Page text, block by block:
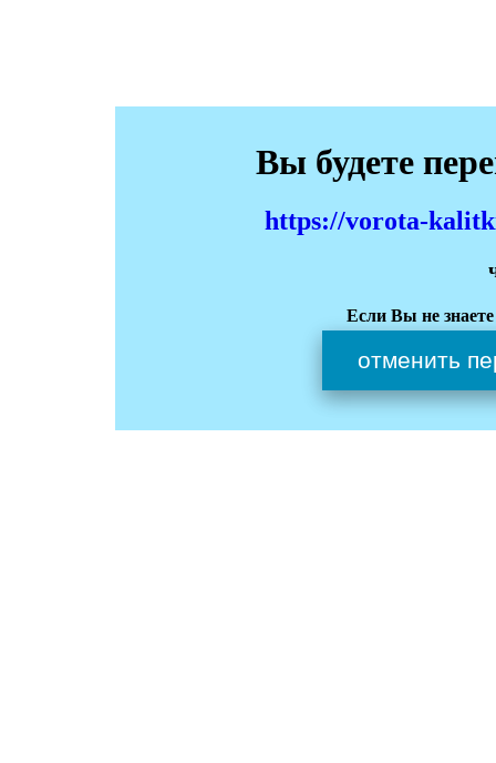
Вы будете
https://vorota-
Если Вы не
отменить